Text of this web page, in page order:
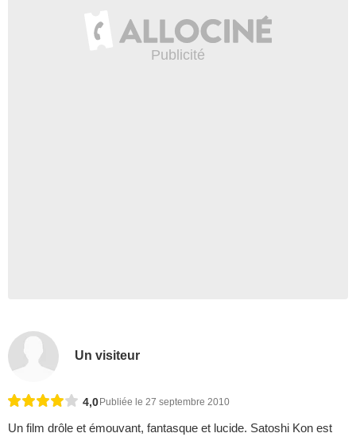
Un visiteur
4,0 Publiée le 27 septembre 2010
Un film drôle et émouvant, fantasque et lucide. Satoshi Kon est